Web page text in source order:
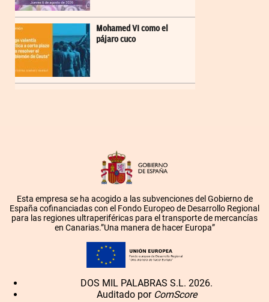
Mohamed VI como el
pájaro cuco
Esta empresa se ha acogido a las subvenciones del Gobierno de
España cofinanciadas con el Fondo Europeo de Desarrollo Regional
para las regiones ultraperiféricas para el transporte de mercancías
en Canarias.”Una manera de hacer Europa”
DOS MIL PALABRAS S.L. 2026.
Auditado por ComScore